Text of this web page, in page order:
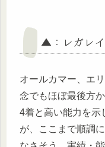
▲：レガレイ
オールカマー、エ
念でもほぼ最後方
4着と高い能力を示
が、ここまで順調